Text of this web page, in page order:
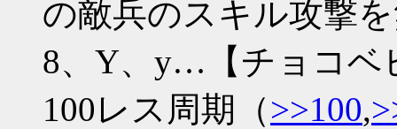
の敵兵のスキル攻撃
8、Y、y…【チョコ
100レス周期（>>100,